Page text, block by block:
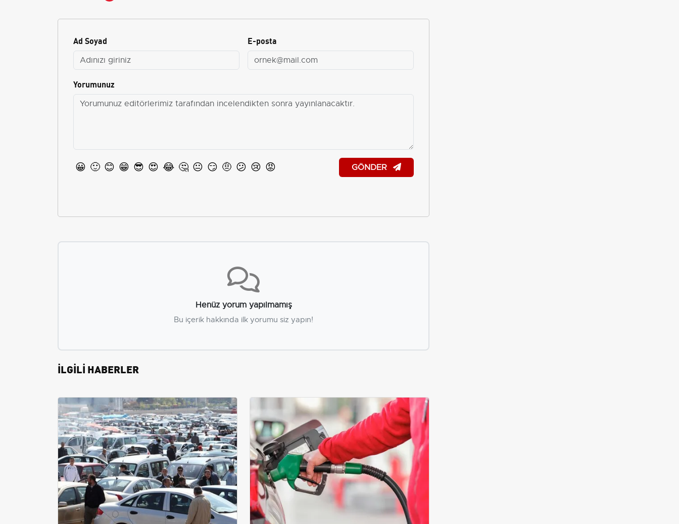
Ad Soyad E-posta
Yorumunuz
😀 🙂 😊 😁 😎 😍 😂 🤔 😐 😏 🤨 😕 😢 😡 GÖNDER
Henüz yorum yapılmamış
Bu içerik hakkında ilk yorumu siz yapın!
İLGİLİ HABERLER